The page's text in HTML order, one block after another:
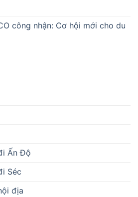
công nhận: Cơ hội mới cho du
Ấn Độ
Séc
địa